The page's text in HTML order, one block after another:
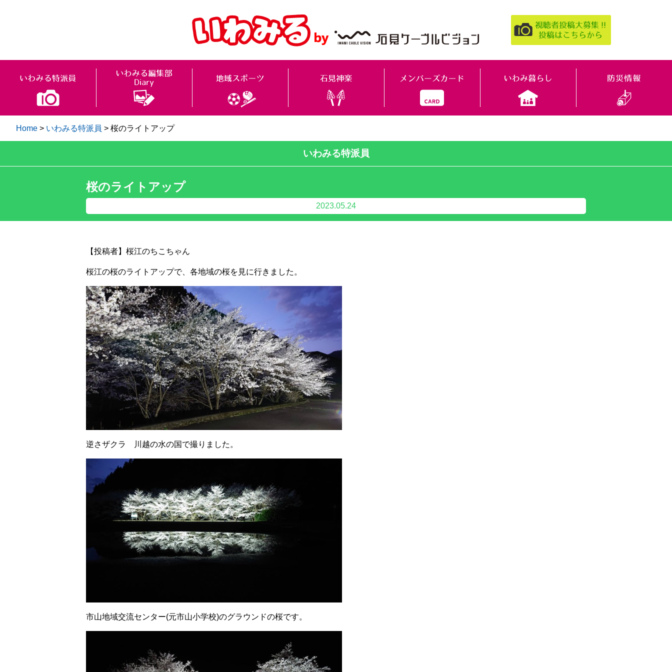
Home > いわみる特派員 > 桜のライトアップ
いわみる特派員
桜のライトアップ
2023.05.24
【投稿者】桜江のちこちゃん
桜江の桜のライトアップで、各地域の桜を見に行きました。
逆さザクラ 川越の水の国で撮りました。
市山地域交流センター(元市山小学校)のグラウンドの桜です。